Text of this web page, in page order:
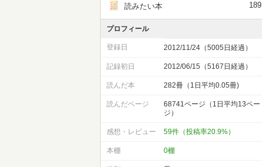
読みたい本 189
プロフィール
登録日 2012/11/24（5005日経過）
記録初日 2012/06/15（5167日経過）
読んだ本 282冊（1日平均0.05冊)
読んだページ
68741ページ（1日平均13ペー
ジ）
感想・レビュー 59件（投稿率20.9%）
本棚 0棚